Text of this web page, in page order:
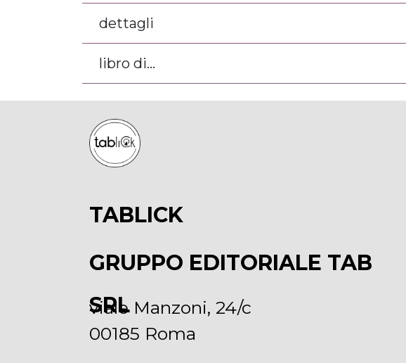
dettagli
libro di...
viale Manzoni, 24/c
00185 Roma
TABLICK
GRUPPO EDITORIALE TAB
SRL